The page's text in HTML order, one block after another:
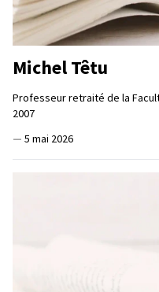
Michel Têtu
Professeur retraité de la
2007
— 5 mai 2026